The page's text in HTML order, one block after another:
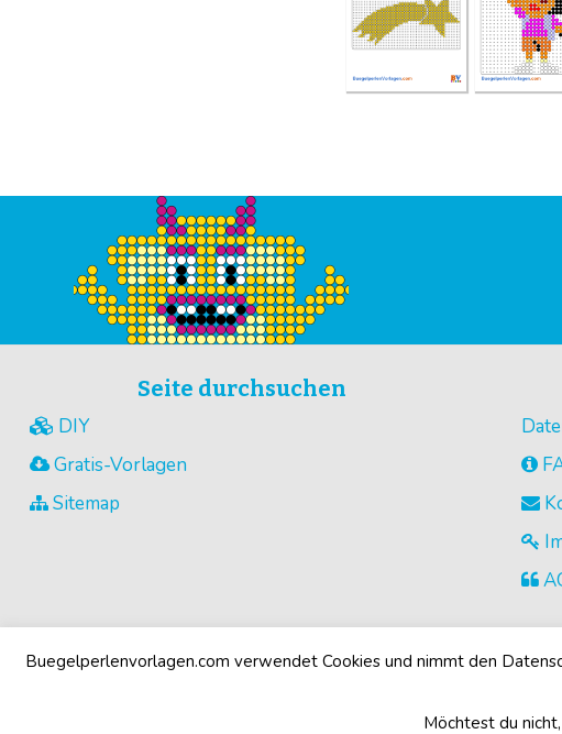
Seite durchsuchen
DIY
Gratis-Vorlagen
Sitemap
Buegelperlenvorlagen.com verwendet Cookies und nimmt den
Möchtest du